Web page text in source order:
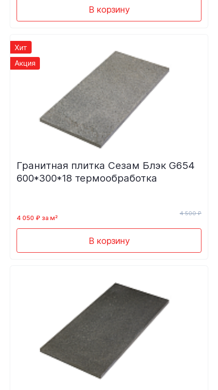
В корзину
Хит
Акция
Гранитная плитка Сезам Блэк G654
600*300*18 термообработка
4 050 ₽ за м²
4 500 ₽
В корзину